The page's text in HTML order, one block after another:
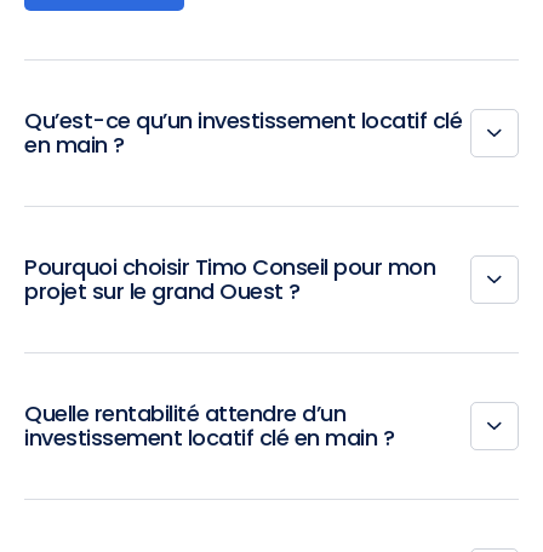
Qu’est-ce qu’un investissement locatif clé
en main ?
Pourquoi choisir Timo Conseil pour mon
projet sur le grand Ouest ?
Quelle rentabilité attendre d’un
investissement locatif clé en main ?